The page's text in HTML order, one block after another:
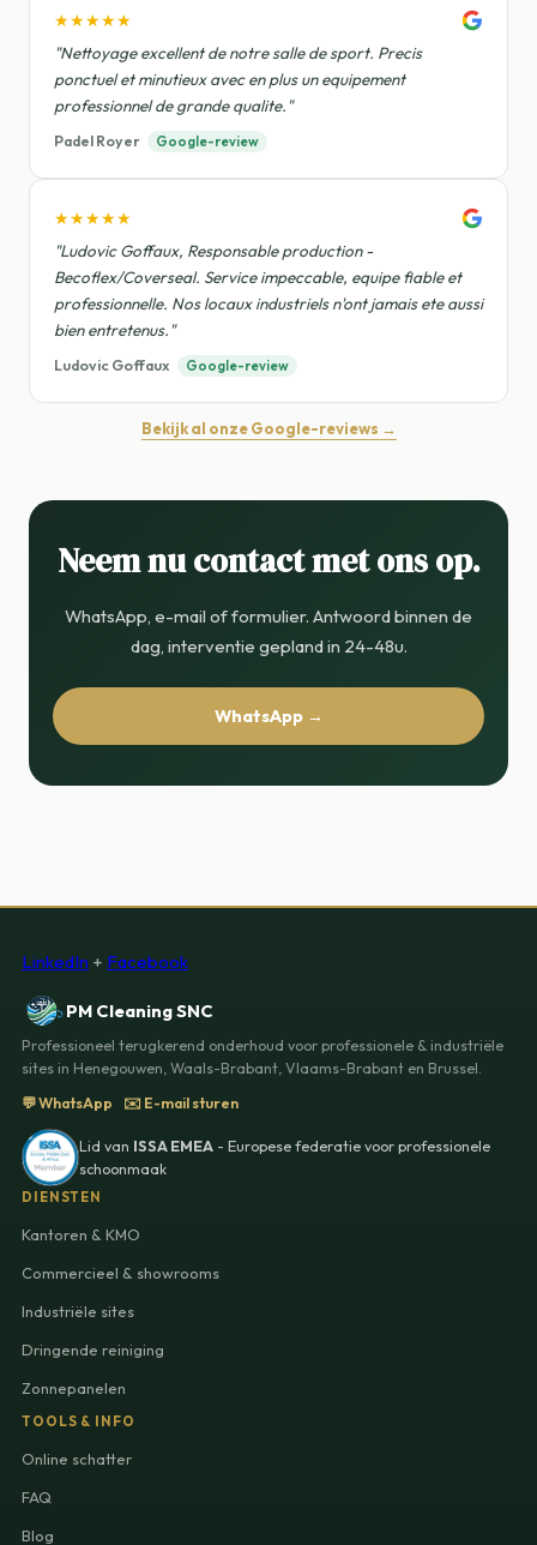
★★★★★
"Nettoyage excellent de notre salle de sport. Precis
ponctuel et minutieux avec en plus un equipement
professionnel de grande qualite."
Padel Royer Google-review
★★★★★
"Ludovic Goffaux, Responsable production -
Becoflex/Coverseal. Service impeccable, equipe fiable et
professionnelle. Nos locaux industriels n'ont jamais ete aussi
bien entretenus."
Ludovic Goffaux Google-review
Bekijk al onze Google-reviews →
Neem nu contact met ons op.
WhatsApp, e-mail of formulier. Antwoord binnen de
dag, interventie gepland in 24-48u.
WhatsApp →
LinkedIn + Facebook
PM Cleaning SNC
Professioneel terugkerend onderhoud voor professionele & industriële
sites in Henegouwen, Waals-Brabant, Vlaams-Brabant en Brussel.
💬 WhatsApp
✉️ E-mail sturen
Lid van ISSA EMEA - Europese federatie voor professionele
schoonmaak
DIENSTEN
Kantoren & KMO
Commercieel & showrooms
Industriële sites
Dringende reiniging
Zonnepanelen
TOOLS & INFO
Online schatter
FAQ
Blog